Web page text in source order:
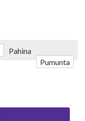
Pahina
Pumunta